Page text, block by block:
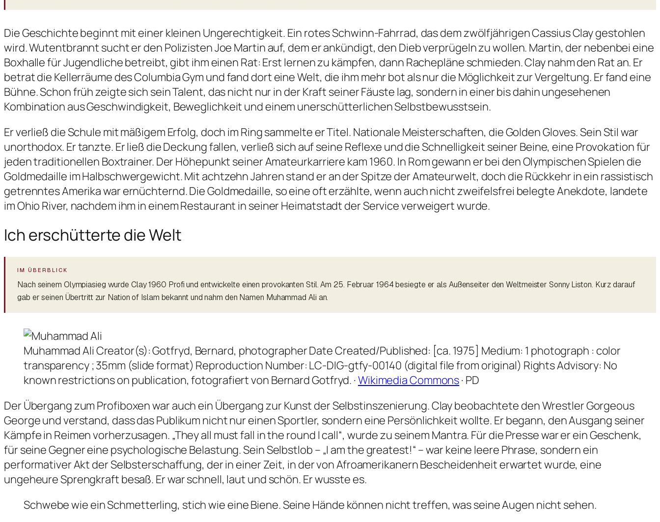
Die Geschichte beginnt mit einer kleinen Ungerechtigkeit. Ein rotes Schwinn-Fahrrad, das dem zwölfjährigen Cassius Clay gestohlen
wird. Wutentbrannt sucht er den Polizisten Joe Martin auf, dem er ankündigt, den Dieb verprügeln zu wollen. Martin, der nebenbei eine
Boxhalle für Jugendliche betreibt, gibt ihm einen Rat: Erst lernen zu kämpfen, dann Rachepläne schmieden. Clay nahm den Rat an. Er
betrat die Kellerräume des Columbia Gym und fand dort eine Welt, die ihm mehr bot als nur die Möglichkeit zur Vergeltung. Er fand eine
Bühne. Schon früh zeigte sich sein Talent, das nicht nur in der Kraft seiner Fäuste lag, sondern in einer bis dahin ungesehenen
Kombination aus Geschwindigkeit, Beweglichkeit und einem unerschütterlichen Selbstbewusstsein.
Er verließ die Schule mit mäßigem Erfolg, doch im Ring sammelte er Titel. Nationale Meisterschaften, die Golden Gloves. Sein Stil war
unorthodox. Er tanzte. Er ließ die Deckung fallen, verließ sich auf seine Reflexe und die Schnelligkeit seiner Beine, eine Provokation für
jeden traditionellen Boxtrainer. Der Höhepunkt seiner Amateurkarriere kam 1960. In Rom gewann er bei den Olympischen Spielen die
Goldmedaille im Halbschwergewicht. Mit achtzehn Jahren stand er an der Spitze der Amateurwelt, doch die Rückkehr in ein rassistisch
getrenntes Amerika war ernüchternd. Die Goldmedaille, so eine oft erzählte, wenn auch nicht zweifelsfrei belegte Anekdote, landete
im Ohio River, nachdem ihm in einem Restaurant in seiner Heimatstadt der Service verweigert wurde.
Ich erschütterte die Welt
Nach seinem Olympiasieg wurde Clay 1960 Profi und entwickelte einen provokanten Stil. Am 25. Februar 1964 besiegte er als Außenseiter den Weltmeister Sonny Liston. Kurz darauf
gab er seinen Übertritt zur Nation of Islam bekannt und nahm den Namen Muhammad Ali an.
Muhammad Ali Creator(s): Gotfryd, Bernard, photographer Date Created/Published: [ca. 1975] Medium: 1 photograph : color
transparency ; 35mm (slide format) Reproduction Number: LC-DIG-gtfy-00140 (digital file from original) Rights Advisory: No
known restrictions on publication, fotografiert von Bernard Gotfryd. ·Wikimedia Commons· PD
Der Übergang zum Profiboxen war auch ein Übergang zur Kunst der Selbstinszenierung. Clay beobachtete den Wrestler Gorgeous
George und verstand, dass das Publikum nicht nur einen Sportler, sondern eine Persönlichkeit wollte. Er begann, den Ausgang seiner
Kämpfe in Reimen vorherzusagen. „They all must fall in the round I call“, wurde zu seinem Mantra. Für die Presse war er ein Geschenk,
für seine Gegner eine psychologische Belastung. Sein Selbstlob – „I am the greatest!“ – war keine leere Phrase, sondern ein
performativer Akt der Selbsterschaffung, der in einer Zeit, in der von Afroamerikanern Bescheidenheit erwartet wurde, eine
ungeheure Sprengkraft besaß. Er war schnell, laut und schön. Er wusste es.
Schwebe wie ein Schmetterling, stich wie eine Biene. Seine Hände können nicht treffen, was seine Augen nicht sehen.